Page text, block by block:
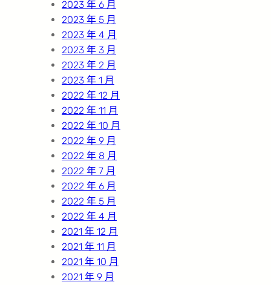
2023 年 6 月
2023 年 5 月
2023 年 4 月
2023 年 3 月
2023 年 2 月
2023 年 1 月
2022 年 12 月
2022 年 11 月
2022 年 10 月
2022 年 9 月
2022 年 8 月
2022 年 7 月
2022 年 6 月
2022 年 5 月
2022 年 4 月
2021 年 12 月
2021 年 11 月
2021 年 10 月
2021 年 9 月